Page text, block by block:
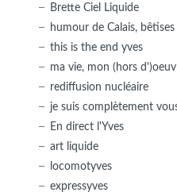
Brette Ciel Liquide
humour de Calais,
this is the end yves
ma vie, mon (hors
rediffusion nucléaire
je suis complètement
En direct l'Yves
art liquide
locomotyves
expressyves